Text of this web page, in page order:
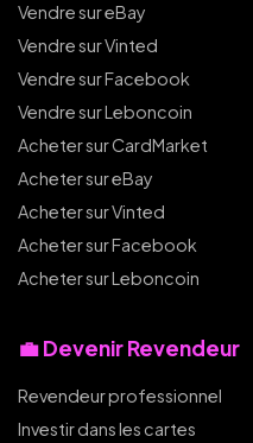
Vendre sur eBay
Vendre sur Vinted
Vendre sur Facebook
Vendre sur Leboncoin
Acheter sur CardMarket
Acheter sur eBay
Acheter sur Vinted
Acheter sur Facebook
Acheter sur Leboncoin
💼 Devenir Revendeur
Revendeur professionnel
Investir dans les cartes